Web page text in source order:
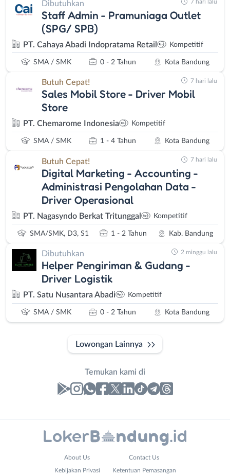
Dibutuhkan
Staff Admin - Pramuniaga Outlet
(SPG/ SPB)
PT. Cahaya Abadi Indopratama Retail Kompetitif
SMA / SMK 0 - 2 Tahun Kota Bandung
7 hari lalu
Butuh Cepat!
Sales Mobil Store - Driver Mobil
Store
PT. Chemarome Indonesia Kompetitif
SMA / SMK 1 - 4 Tahun Kota Bandung
7 hari lalu
Butuh Cepat!
Digital Marketing - Accounting -
Administrasi Pengolahan Data -
Driver Operasional
PT. Nagasyndo Berkat Tritunggal Kompetitif
SMA/SMK, D3, S1 1 - 2 Tahun Kab. Bandung
7 hari lalu
Dibutuhkan
Helper Pengiriman & Gudang -
Driver Logistik
PT. Satu Nusantara Abadi Kompetitif
SMA / SMK 0 - 2 Tahun Kota Bandung
2 minggu lalu
Lowongan Lainnya
Temukan kami di
Lowongan
About Us Contact Us
Kebijakan Privasi Ketentuan Pemasangan